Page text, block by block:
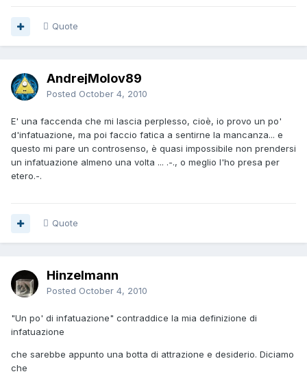
Quote
AndrejMolov89
Posted October 4, 2010
E' una faccenda che mi lascia perplesso, cioè, io provo un po'
d'infatuazione, ma poi faccio fatica a sentirne la mancanza... e
questo mi pare un controsenso, è quasi impossibile non prendersi
un infatuazione almeno una volta ... .-., o meglio l'ho presa per
etero.-.
Quote
Hinzelmann
Posted October 4, 2010
"Un po' di infatuazione" contraddice la mia definizione di
infatuazione
che sarebbe appunto una botta di attrazione e desiderio. Diciamo
che